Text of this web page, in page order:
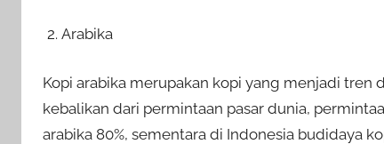
Arabika
Kopi arabika merupakan kopi yang menjadi tren
kebalikan dari permintaan pasar dunia,
arabika 80%, sementara di Indonesia budidaya